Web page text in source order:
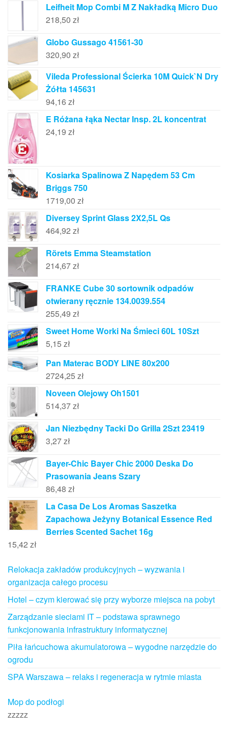
Leifheit Mop Combi M Z Nakładką Micro Duo
218,50 zł
Globo Gussago 41561-30
320,90 zł
Vileda Professional Ścierka 10M Quick`N Dry
Żółta 145631
94,16 zł
E Różana łąka Nectar Insp. 2L koncentrat
24,19 zł
Kosiarka Spalinowa Z Napędem 53 Cm
Briggs 750
1719,00 zł
Diversey Sprint Glass 2X2,5L Qs
464,92 zł
Rörets Emma Steamstation
214,67zł
FRANKE Cube 30 sortownik odpadów
otwierany ręcznie 134.0039.554
255,49 zł
Sweet Home Worki Na Śmieci 60L 10Szt
5,15 zł
Pan Materac BODY LINE 80x200
2724,25 zł
Noveen Olejowy Oh1501
514,37zł
Jan Niezbędny Tacki Do Grilla 2Szt 23419
3,27zł
Bayer-Chic Bayer Chic 2000 Deska Do
Prasowania Jeans Szary
86,48 zł
La Casa De Los Aromas Saszetka
Zapachowa Jeżyny Botanical Essence Red
Berries Scented Sachet 16g
15,42 zł
Relokacja zakładów produkcyjnych – wyzwania i
organizacja całego procesu
Hotel – czym kierować się przy wyborze miejsca na pobyt
Zarządzanie sieciami IT – podstawa sprawnego
funkcjonowania infrastruktury informatycznej
Piła łańcuchowa akumulatorowa – wygodne narzędzie do
ogrodu
SPA Warszawa – relaks i regeneracja w rytmie miasta
Mop do podłogi
zzzzz